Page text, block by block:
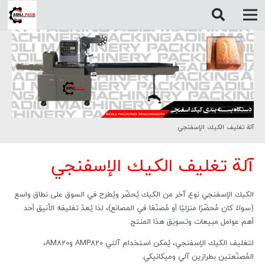
آلة تغليف الكيك الإسفنجي
آلة تغليف الكيك الإسفنجي
الكيك الإسفنجي نوع آخر من الكيك يُحضّر ويُطرح في السوق على نطاق واسع
(سواءً كان مُحضّرًا منزليًا أو مُصنّعًا في المصانع)، لذا يُعدّ تغليفه الأنيق أحد
أهم عوامل مبيعات وتسويق هذا المنتج.
لتغليف الكيك الإسفنجي، يُمكن استخدام آلتي AMP820 وAM820،
المُصنّعتين بطرازين آلي وميكانيكي.